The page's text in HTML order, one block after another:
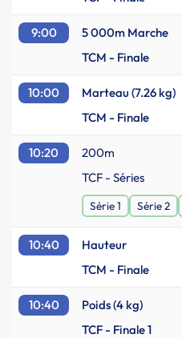
9:00 5 000m Marche
TCM - Finale
10:00 Marteau (7.26 kg)
TCM - Finale
10:20 200m
TCF - Séries
Série 1 Série 2
10:40 Hauteur
TCM - Finale
10:40 Poids (4 kg)
TCF - Finale 1